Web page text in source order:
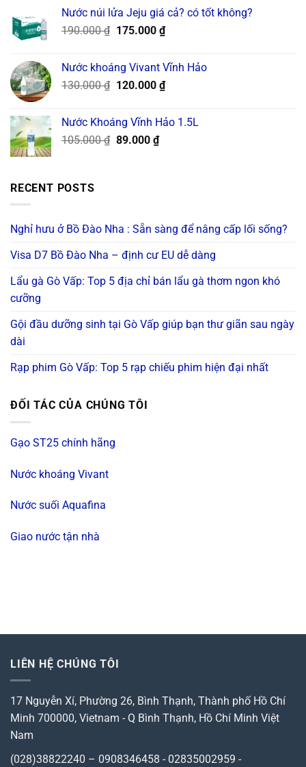
175.000 ₫. 150.000 ₫.
Nước núi lửa Jeju giá cả? có tốt không?
190.000₫ Original
190.000 ₫.
175.000 ₫Current
175.000 ₫.
Nước khoáng Vivant Vĩnh Hảo
130.000₫ Original
130.000 ₫.
120.000 ₫Current
120.000 ₫.
Nước Khoáng Vĩnh Hảo 1.5L
105.000₫ Original
89.000 ₫Current
RECENT POSTS
Nghỉ hưu ở Bồ Đào Nha : Sẵn sàng để nâng cấp lối sống?
Visa D7 Bồ Đào Nha – định cư EU dễ dàng
Lẩu gà Gò Vấp: Top 5 địa chỉ bán lẩu gà thơm ngon khó
cưỡng
Gội đầu dưỡng sinh tại Gò Vấp giúp bạn thư giãn sau ngày
dài
Rạp phim Gò Vấp: Top 5 rạp chiếu phim hiện đại nhất
ĐỐI TÁC CỦA CHÚNG TÔI
Gạo ST25 chính hãng
Nước khoáng Vivant
Nước suối Aquafina
Giao nước tận nhà
LIÊN HỆ CHÚNG TÔI
17 Nguyễn Xí, Phường 26, Bình Thạnh, Thành phố Hồ Chí
Minh 700000, Vietnam - Q Bình Thạnh, Hồ Chí Minh Việt
Nam
(028)38822240 – 0908346458 - 02835002959 -